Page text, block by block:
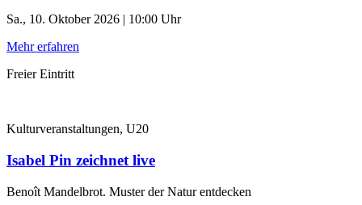
Sa., 10. Oktober 2026 | 10:00 Uhr
Mehr erfahren
Freier Eintritt
Kulturveranstaltungen, U20
Isabel Pin zeichnet live
Benoît Mandelbrot. Muster der Natur entdecken